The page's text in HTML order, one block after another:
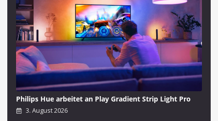
Philips Hue arbeitet an Play Gradient Strip Light Pro
3. August 2026